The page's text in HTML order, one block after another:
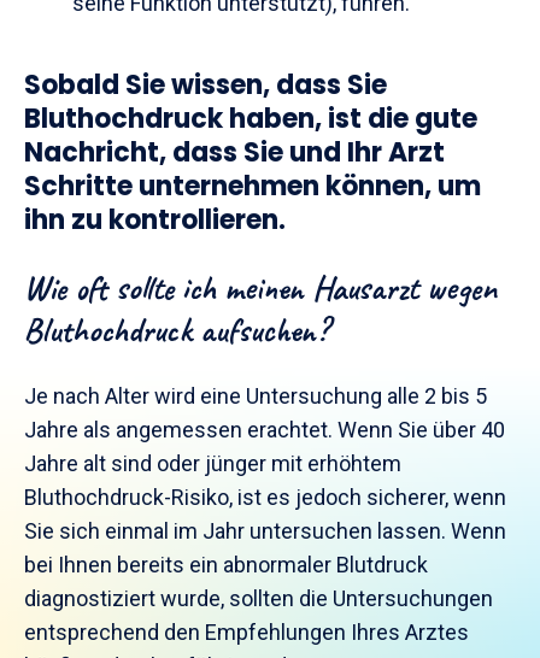
Sobald Sie wissen, dass Sie
Bluthochdruck haben, ist die gute
Nachricht, dass Sie und Ihr Arzt
Schritte unternehmen können, um
ihn zu kontrollieren.
Wie oft sollte ich meinen Hausarzt wegen
Bluthochdruck aufsuchen?
Je nach Alter wird eine Untersuchung alle 2 bis 5
Jahre als angemessen erachtet. Wenn Sie über 40
Jahre alt sind oder jünger mit erhöhtem
Bluthochdruck-Risiko, ist es jedoch sicherer, wenn
Sie sich einmal im Jahr untersuchen lassen. Wenn
bei Ihnen bereits ein abnormaler Blutdruck
diagnostiziert wurde, sollten die Untersuchungen
entsprechend den Empfehlungen Ihres Arztes